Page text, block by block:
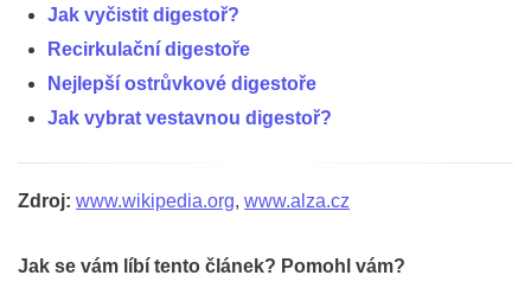
Jak vyčistit digestoř?
Recirkulační digestoře
Nejlepší ostrůvkové digestoře
Jak vybrat vestavnou digestoř?
Zdroj: www.wikipedia.org, www.alza.cz
Jak se vám líbí tento článek? Pomohl vám?